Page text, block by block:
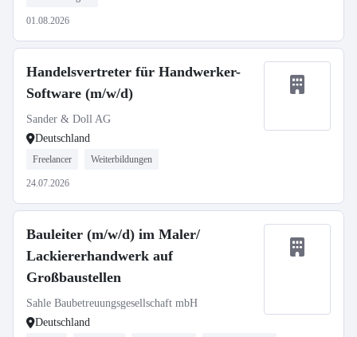
01.08.2026
Handelsvertreter für Handwerker-
Software (m/w/d)
Sander & Doll AG
Deutschland
Freelancer Weiterbildungen
24.07.2026
Bauleiter (m/w/d) im Maler/
Lackiererhandwerk auf
Großbaustellen
Sahle Baubetreuungsgesellschaft mbH
Deutschland